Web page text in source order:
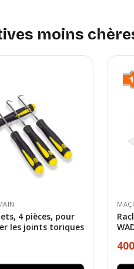
moins
4 pièces, pour
les joints toriques